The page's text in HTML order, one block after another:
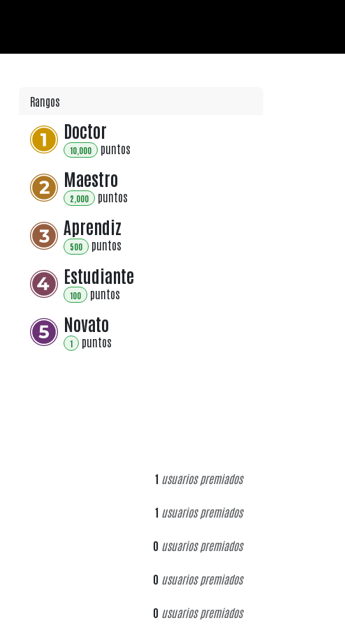
Rangos
Doctor
10,000 puntos
Maestro
2,000 puntos
Aprendiz
500 puntos
Estudiante
100 puntos
Novato
1 puntos
1 usuarios premiados
1 usuarios premiados
0 usuarios premiados
0 usuarios premiados
0 usuarios premiados